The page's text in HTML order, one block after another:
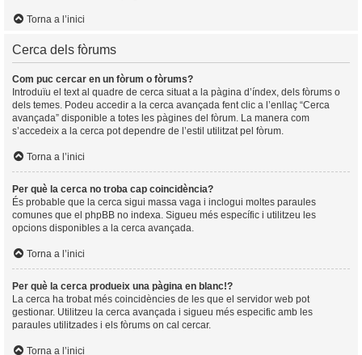
Torna a l’inici
Cerca dels fòrums
Com puc cercar en un fòrum o fòrums?
Introduïu el text al quadre de cerca situat a la pàgina d’índex, dels fòrums o
dels temes. Podeu accedir a la cerca avançada fent clic a l’enllaç “Cerca
avançada” disponible a totes les pàgines del fòrum. La manera com
s’accedeix a la cerca pot dependre de l’estil utilitzat pel fòrum.
Torna a l’inici
Per què la cerca no troba cap coincidència?
És probable que la cerca sigui massa vaga i inclogui moltes paraules
comunes que el phpBB no indexa. Sigueu més específic i utilitzeu les
opcions disponibles a la cerca avançada.
Torna a l’inici
Per què la cerca produeix una pàgina en blanc!?
La cerca ha trobat més coincidències de les que el servidor web pot
gestionar. Utilitzeu la cerca avançada i sigueu més especific amb les
paraules utilitzades i els fòrums on cal cercar.
Torna a l’inici